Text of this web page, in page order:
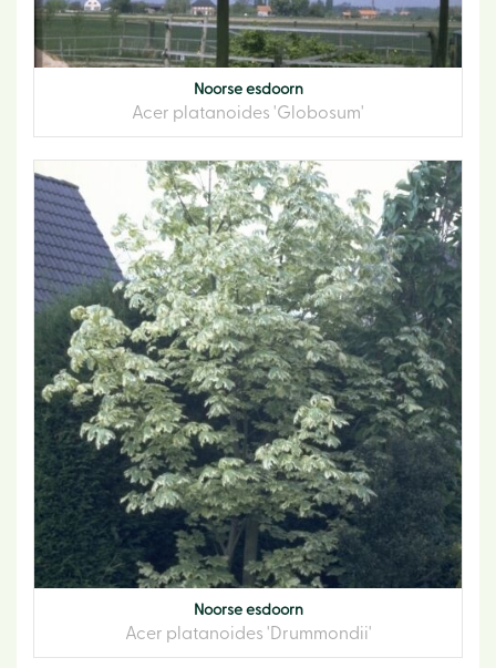
Noorse esdoorn
Acer platanoides 'Globosum'
Noorse esdoorn
Acer platanoides 'Drummondii'